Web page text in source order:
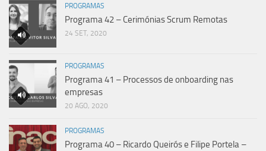
PROGRAMAS
Programa 42 – Cerimónias Scrum Remotas
24 SET, 2020
PROGRAMAS
Programa 41 – Processos de onboarding nas
empresas
20 AGO, 2020
PROGRAMAS
Programa 40 – Ricardo Queirós e Filipe Portela –